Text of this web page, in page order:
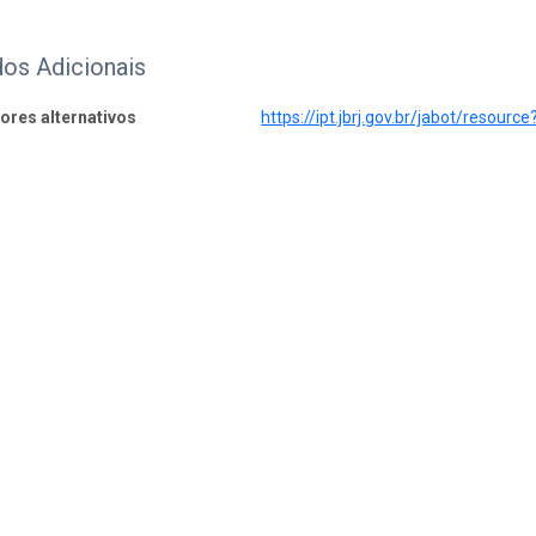
Adicionais
alternativos https://ipt.jbrj.gov.br/jabot/